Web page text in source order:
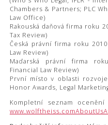
Chambers & Partners; PLC
Law Office)
Rakouská daňová firma roku
Tax Review)
Česká právní firma roku
Law Review)
Maďarská právní firma
Financial Law Review)
První místo v oblasti
Honor Awards, Legal
Kompletní seznam